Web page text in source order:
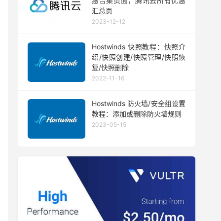
汇总页
2023-12-12
Hostwinds 快照教程：快照介
绍/快照创建/快照管理/快照恢
复/快照删除
2022-11-16
Hostwinds 防火墙/安全组设置
教程：添加或删除防火墙规则
2023-05-15